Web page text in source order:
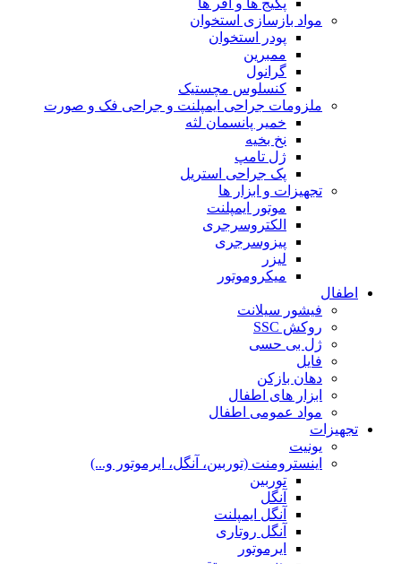
مواد بازسازی استخوان
پودر استخوان
ممبرین
گرانول
کنسلوس مچستیک
ملزومات جراحی ایمپلنت و جراحی فک و صورت
خمیر پانسمان لثه
نخ بخیه
ژل تامپ
پک جراحی استریل
تجهیزات و ابزار ها
موتور ایمپلنت
الکتروسرجری
پیزوسرجری
لیزر
میکروموتور
اطفال
فیشور سیلانت
روکش SSC
ژل بی حسی
فایل
دهان بازکن
ابزار های اطفال
مواد عمومی اطفال
تجهیزات
یونیت
اینسترومنت (توربین، آنگل، ایرموتور و...)
توربین
آنگل
آنگل ایمپلنت
آنگل روتاری
ایرموتور